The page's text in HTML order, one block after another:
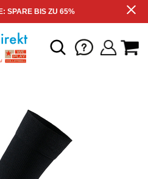
SPARE BIS ZU 65%